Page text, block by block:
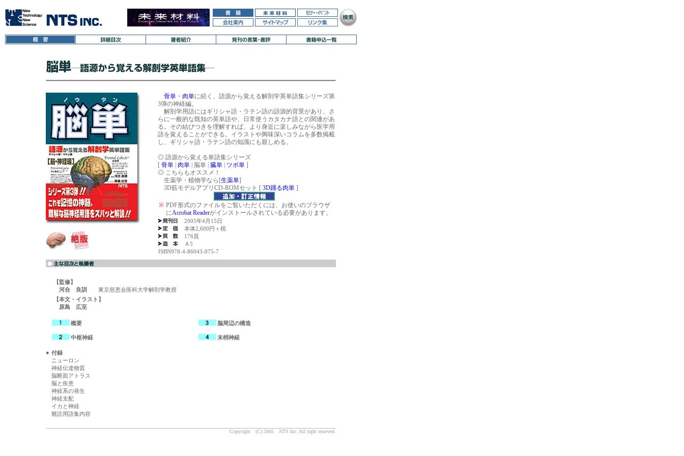
骨単 ・ 肉単に続く、語源から覚える解剖学英単語集シリーズ第
3弾の神経編。
解剖学用語にはギリシャ語・ラテン語の語源的背景があり、さ
らに一般的な既知の英単語や、日常使うカタカナ語との関連があ
る。その結びつきを理解すれば、より身近に楽しみながら医学用
語を覚えることができる。イラストや興味深いコラムを多数掲載
し、ギリシャ語・ラテン語の知識にも親しめる。
◎ 語源から覚える単語集シリーズ
[ 骨単 肉単 脳単 臓単 ツボ単 ]
◎ こちらもオススメ！
生薬学・植物学なら[生薬単]
3D筋モデルアプリCD-ROMセット [ 3D踊る肉単 ]
※ PDF形式のファイルをご覧いただくには、お使いのブラウザ
にAcrobat Readerがインストールされている必要があります。
2005年4月15日
本体2,600円＋税
176頁
Ａ5
ISBN978-4-86043-075-7
【監修】
河合 良訓
東京慈恵会医科大学解剖学教授
【本文・イラスト】
原島 広至
概要 脳周辺の構造
中枢神経 末梢神経
● 付録
ニューロン
神経伝達物質
脳断面アトラス
脳と疾患
神経系の発生
神経支配
イカと神経
難読用語集内容
Copyright (C) 2005 NTS Inc. All right reserved.